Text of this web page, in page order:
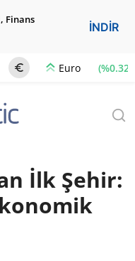
Finans
İNDİR
Euro (%0.32)
İlk Şehir: